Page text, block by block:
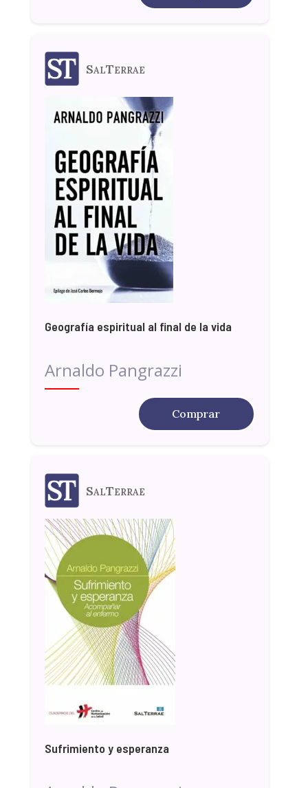
SalTerrae
Geografía espiritual al final de la vida
Arnaldo Pangrazzi
Comprar
SalTerrae
Sufrimiento y esperanza